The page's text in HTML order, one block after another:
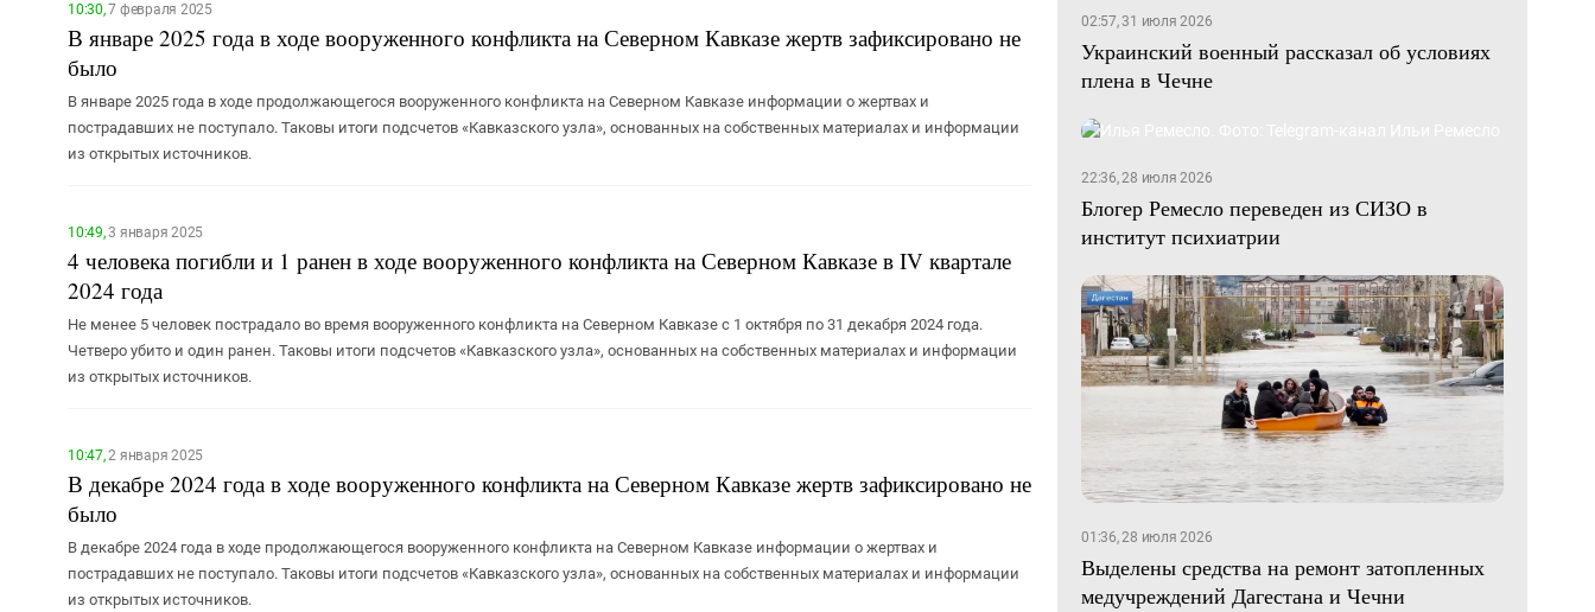
10:30,7 февраля 2025
В январе 2025 года в ходе вооруженного конфликта на Северном Кавказе жертв зафиксировано не
было
В январе 2025 года в ходе продолжающегося вооруженного конфликта на Северном Кавказе информации о жертвах и
пострадавших не поступало. Таковы итоги подсчетов «Кавказского узла», основанных на собственных материалах и информации
из открытых источников.
10:49,3 января 2025
4 человека погибли и 1 ранен в ходе вооруженного конфликта на Северном Кавказе в IV квартале
2024 года
Не менее 5 человек пострадало во время вооруженного конфликта на Северном Кавказе с 1 октября по 31 декабря 2024 года.
Четверо убито и один ранен. Таковы итоги подсчетов «Кавказского узла», основанных на собственных материалах и информации
из открытых источников.
10:47,2 января 2025
В декабре 2024 года в ходе вооруженного конфликта на Северном Кавказе жертв зафиксировано не
было
В декабре 2024 года в ходе продолжающегося вооруженного конфликта на Северном Кавказе информации о жертвах и
пострадавших не поступало. Таковы итоги подсчетов «Кавказского узла», основанных на собственных материалах и информации
из открытых источников.
02:57, 31 июля 2026
Украинский военный рассказал об условиях
плена в Чечне
22:36, 28 июля 2026
Блогер Ремесло переведен из СИЗО в
институт психиатрии
01:36, 28 июля 2026
Выделены средства на ремонт затопленных
медучреждений Дагестана и Чечни